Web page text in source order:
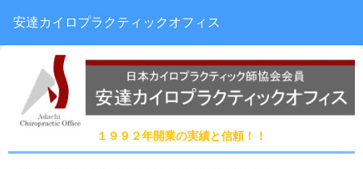
１９９２年開業の実績と信頼！！
安達カイロプラクティックオフィス